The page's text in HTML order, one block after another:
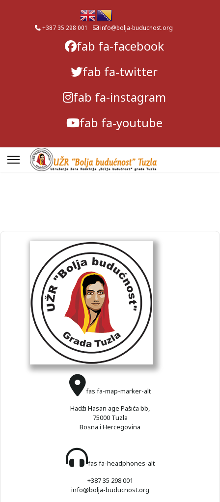
+387 35 298 001 info@bolja-buducnost.org
fab fa-facebook
fab fa-twitter
fab fa-instagram
fab fa-youtube
fas fa-map-marker-alt
Hadži Hasan age Pašića bb,
75000 Tuzla
Bosna i Hercegovina
fas fa-headphones-alt
+387 35 298 001
info@bolja-buducnost.org